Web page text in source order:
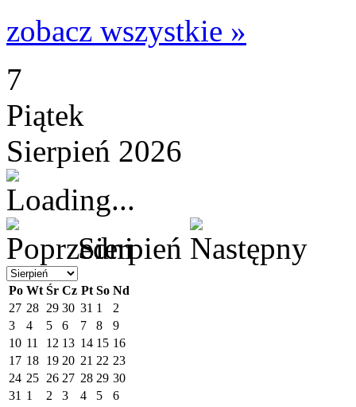
zobacz wszystkie »
7
Piątek
Sierpień 2026
Sierpień
Po Wt Śr Cz Pt So Nd
27 28 29 30 31 1
2
3
4 5 6 7 8
9
10 11 12 13 14 15 16
17 18 19 20 21 22 23
24 25 26 27 28 29 30
31 1 2 3 4 5 6